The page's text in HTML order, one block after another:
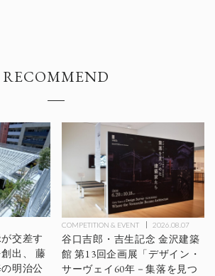
RECOMMEND
交差す
出、 藤
明治公
COMPETITION & EVENT 2026.08.07
谷口吉郎・吉生記念 金沢建築
館 第13回企画展「デザイン・
サーヴェイ60年－集落を見つ